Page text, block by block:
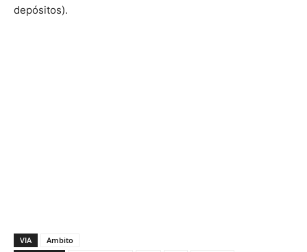
depósitos).
VIA
Ambito